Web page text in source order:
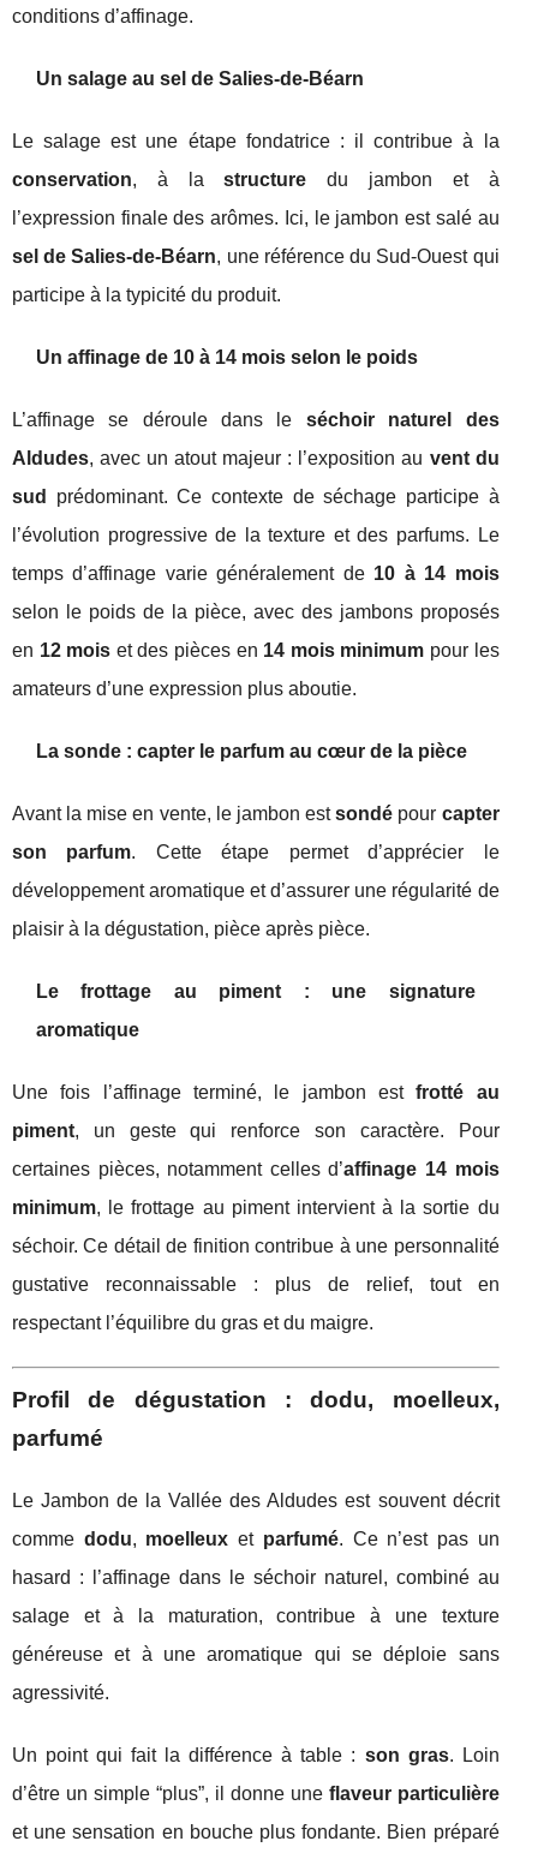
conditions d’affinage.
Un salage au sel de Salies-de-Béarn
Le salage est une étape fondatrice : il contribue à la
conservation, à lastructure du jambon et à
l’expression finale des arômes. Ici, le jambon est salé au
sel de Salies-de-Béarn, une référence du Sud-Ouest qui
participe à la typicité du produit.
Un affinage de 10 à 14 mois selon le poids
L’affinage se déroule dans le séchoir naturel des
Aldudes, avec un atout majeur : l’exposition au vent du
sud
prédominant. Ce contexte de séchage participe à
l’évolution progressive de la texture et des parfums. Le
temps d’affinage varie généralement de 10 à 14 mois
selon le poids de la pièce, avec des jambons proposés
en 12 mois et des pièces en 14 mois minimum pour les
amateurs d’une expression plus aboutie.
La sonde : capter le parfum au cœur de la pièce
Avant la mise en vente, le jambon estsondé pour capter
son parfum. Cette étape permet d’apprécier le
développement aromatique et d’assurer une régularité de
plaisir à la dégustation, pièce après pièce.
Le frottage au piment : une signature
aromatique
Une fois l’affinage terminé, le jambon estfrotté au
piment, un geste qui renforce son caractère. Pour
certaines pièces, notamment celles d’affinage 14 mois
minimum, le frottage au piment intervient à la sortie du
séchoir. Ce détail de finition contribue à une personnalité
gustative reconnaissable : plus de relief, tout en
respectant l’équilibre du gras et du maigre.
Profil de dégustation : dodu, moelleux,
parfumé
Le Jambon de la Vallée des Aldudes est souvent décrit
comme dodu, moelleux et parfumé. Ce n’est pas un
hasard : l’affinage dans le séchoir naturel, combiné au
salage et à la maturation, contribue à une texture
généreuse et à une aromatique qui se déploie sans
agressivité.
Un point qui fait la différence à table : son gras. Loin
d’être un simple “plus”, il donne une flaveur particulière
et une sensation en bouche plus fondante. Bien préparé